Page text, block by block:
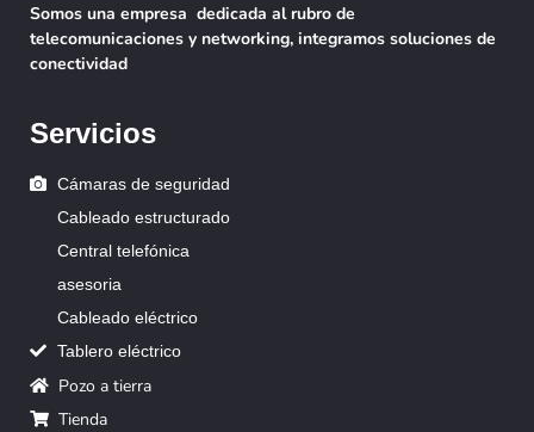
Somos una empresa dedicada al rubro de
telecomunicaciones y networking, integramos soluciones de
conectividad
Servicios
Cámaras de seguridad
Cableado estructurado
Central telefónica
asesoria
Cableado eléctrico
Tablero eléctrico
Pozo a tierra
Tienda